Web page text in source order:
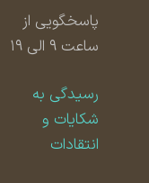
پاسخگویی از
ساعت ۹ الی ۱۹
رسیدگی به
شکایات و
انتقادات